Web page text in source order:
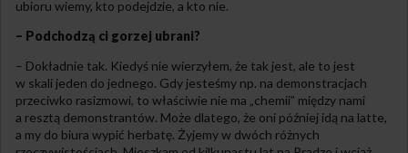
ubioru wiemy, kto podejdzie, a kto nie.
– Podchodzą ci gorzej ubrani?
– Dokładnie tak. Kiedyś nie wierzyłem, że tak jest, ale to jest
w skali jeden do jednego. Gdy jesteśmy np. na demonstracjach
przeciwko rasizmowi, to właściwie nie ma „chemii” między nami
a resztą demonstrantów. Może dlatego, że oni później idą na latte,
a my do biura wypić herbatę. Żyjemy w dwóch różnych